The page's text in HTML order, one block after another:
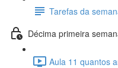
Tarefas da
Décima primeira
Aula 11 quantos